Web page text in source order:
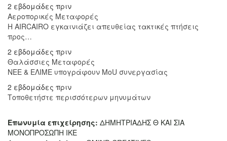
2 εβδομάδες πριν
Αεροπορικές Μεταφορές
Η AIRCAIRO εγκαινιάζει απευθείας τακτικές πτήσεις
προς…
2 εβδομάδες πριν
Θαλάσσιες Μεταφορές
ΝΕΕ & ΕΛΙΜΕ υπογράφουν MoU συνεργασίας
2 εβδομάδες πριν
Τοποθετήστε περισσότερων μηνυμάτων
Επωνυμία επιχείρησης: ΔΗΜΗΤΡΙΑΔΗΣ Θ ΚΑΙ ΣΙΑ
ΜΟΝΟΠΡΟΣΩΠΗ ΙΚΕ